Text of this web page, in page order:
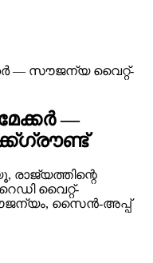
— സൗജന്യ വൈറ്റ്-
—
വൈറ്റ്-
സൈൻ-അപ്പ്